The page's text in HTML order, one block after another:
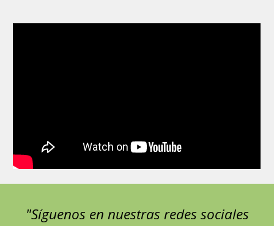
"Síguenos en nuestras redes sociales